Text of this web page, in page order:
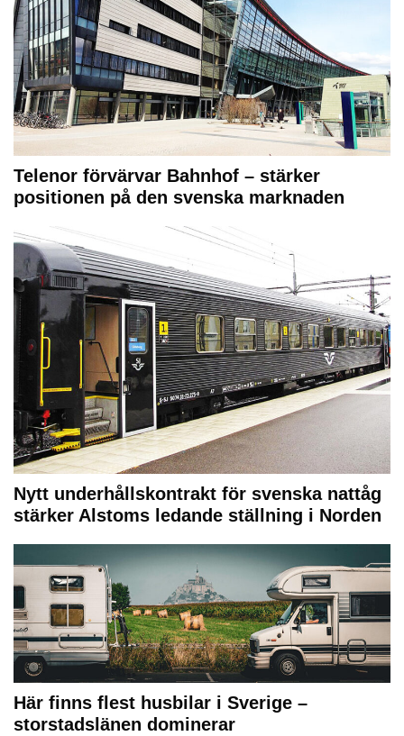
Telenor förvärvar Bahnhof – stärker
positionen på den svenska marknaden
Nytt underhållskontrakt för svenska nattåg
stärker Alstoms ledande ställning i Norden
Här finns flest husbilar i Sverige –
storstadslänen dominerar